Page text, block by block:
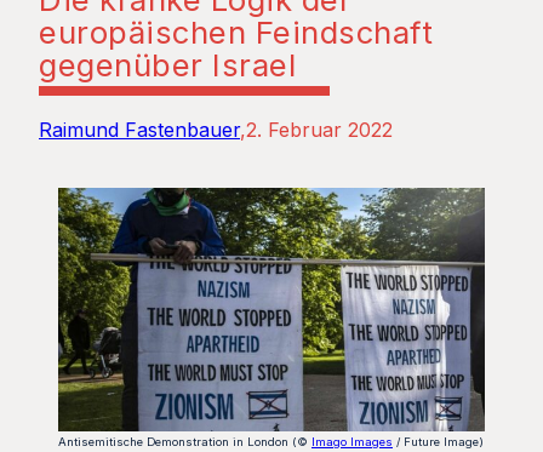
europäischen Feindschaft
gegenüber Israel
Raimund Fastenbauer 2. Februar 2022
Antisemitische Demonstration in London (© Imago Images / Future Image)